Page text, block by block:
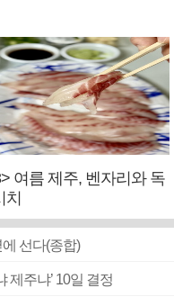
여름 제주, 벤자리와 독
치
선다(종합)
제주냐’ 10일 결정